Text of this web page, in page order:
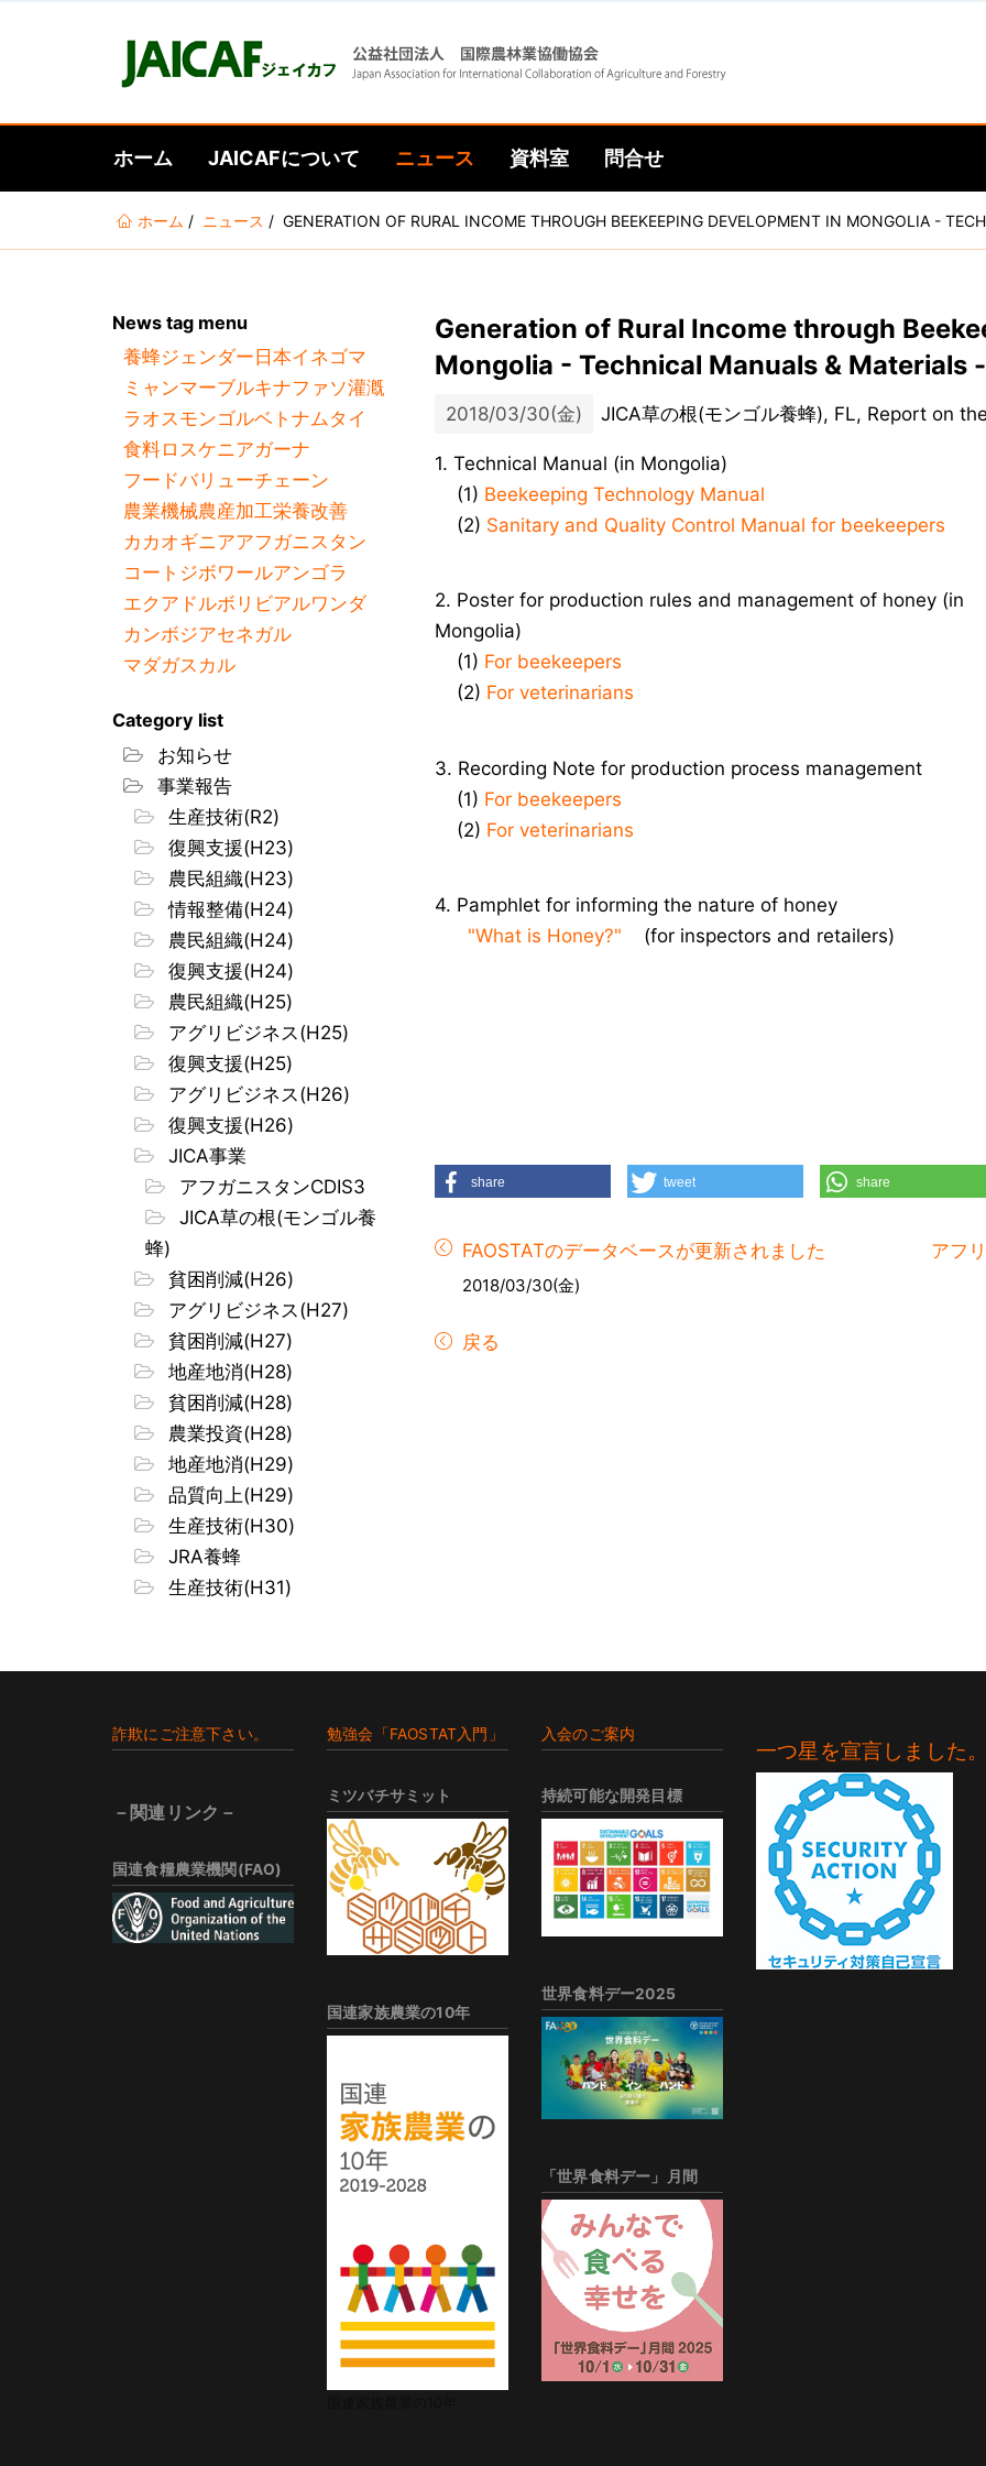
navigation
content
ホーム JAICAFについて ニュース 資料室 問合せ
ホーム ニュース GENERATION OF RURAL INCOME THROUGH BEEKEEPING DEVELOPMENT IN MONGOLIA -
News tag menu
養蜂ジェンダー 日本イネゴマ
ミャンマーブルキナファソ灌漑
ラオスモンゴルベトナムタイ
食料ロスケニアガーナ
フードバリューチェーン
農業機械農産加工栄養改善
カカオギニアアフガニスタン
コートジボワールアンゴラ
エクアドルボリビアルワンダ
カンボジアセネガル
マダガスカル
Category list
お知らせ
事業報告
生産技術(R2)
復興支援(H23)
農民組織(H23)
情報整備(H24)
農民組織(H24)
復興支援(H24)
農民組織(H25)
アグリビジネス(H25)
復興支援(H25)
アグリビジネス(H26)
復興支援(H26)
JICA事業
アフガニスタンCDIS3
JICA草の根(モンゴル養
蜂)
貧困削減(H26)
アグリビジネス(H27)
貧困削減(H27)
地産地消(H28)
貧困削減(H28)
農業投資(H28)
地産地消(H29)
品質向上(H29)
生産技術(H30)
JRA養蜂
生産技術(H31)
Generation of Rural Income through
Mongolia - Technical Manuals & Materials -
2018/03/30(金) JICA草の根(モンゴル養蜂), FL, Report on
1. Technical Manual (in Mongolia)
(1) Beekeeping Technology Manual
(2) Sanitary and Quality Control Manual for beekeepers
2. Poster for production rules and management of honey (in
Mongolia)
(1) For beekeepers
(2) For veterinarians
3. Recording Note for production process management
(1) For beekeepers
(2) For veterinarians
4. Pamphlet for informing the nature of honey
"What is Honey?"
(for inspectors and retailers)
share tweet share
FAOSTATのデータベースが更新されました
2018/03/30(金)
アフ
戻る
詐欺にご注意下さい。
－関連リンク－
国連食糧農業機関(FAO)
勉強会「FAOSTAT入門」
ミツバチサミット
国連家族農業の10年
入会のご案内
持続可能な開発目標
世界食料デー2025
「世界食料デー」月間
一つ星を宣言しました